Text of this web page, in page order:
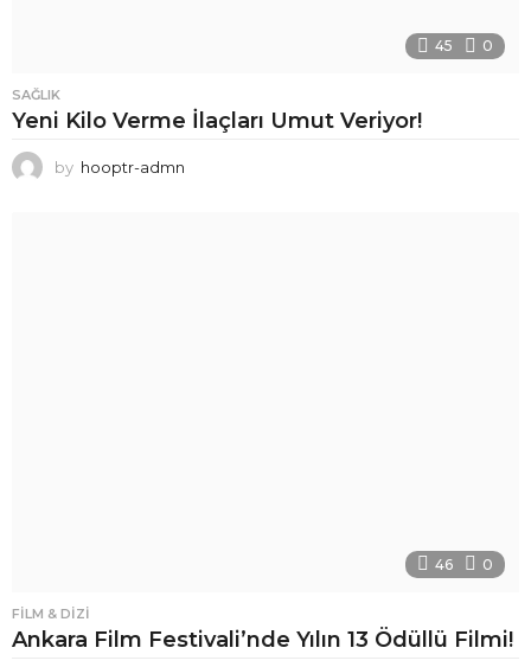
45 0
SAĞLIK
Yeni Kilo Verme İlaçları Umut Veriyor!
by hooptr-admn
46 0
FILM & DIZI
Ankara Film Festivali’nde Yılın 13 Ödüllü Filmi!